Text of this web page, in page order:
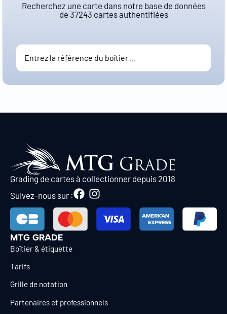
Recherchez une carte dans notre base de données
de 37243 cartes authentifiées
Grading de cartes à collectionner depuis 2018
Suivez-nous sur :
MTG GRADE
Boîtier & étiquette
Tarifs
Grille de notation
Partenaires et professionnels